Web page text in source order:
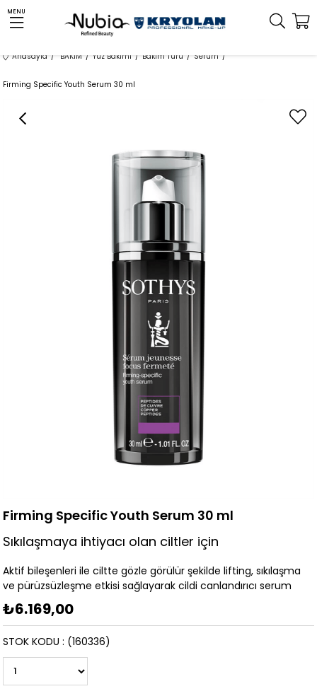
MENU
Anasayfa BAKIM Yüz Bakımı Bakım Türü Serum
Firming Specific Youth Serum 30 ml
Firming Specific Youth Serum 30 ml
Sıkılaşmaya ihtiyacı olan ciltler için
Aktif bileşenleri ile ciltte gözle görülür şekilde lifting, sıkılaşma
ve pürüzsüzleşme etkisi sağlayarak cildi canlandırıcı serum
₺6.169,00
(160336)
STOK KODU